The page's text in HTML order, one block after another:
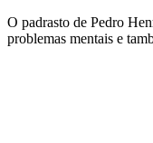
O padrasto de Pedro
problemas mentais e